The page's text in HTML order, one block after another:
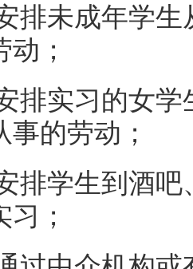
未成年学生
动；
实习的女学
事的劳动；
学生到酒吧
习；